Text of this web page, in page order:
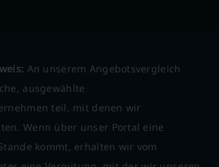
An unserem Angebotsvergleich
ausgewählte
teil, mit denen wir
Wenn über unser Portal eine
kommt, erhalten wir vom